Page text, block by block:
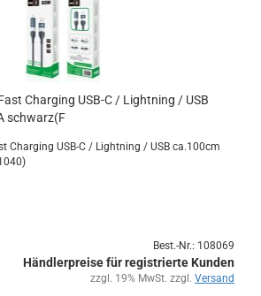
Char­ging USB-C / Light­ning / USB
schwarz(F
Char­ging USB-C / Light­ning / USB ca.100cm
Best.-Nr.: 108069
Händlerpreise für registrierte Kunden
zzgl. 19% MwSt. zzgl. Versand